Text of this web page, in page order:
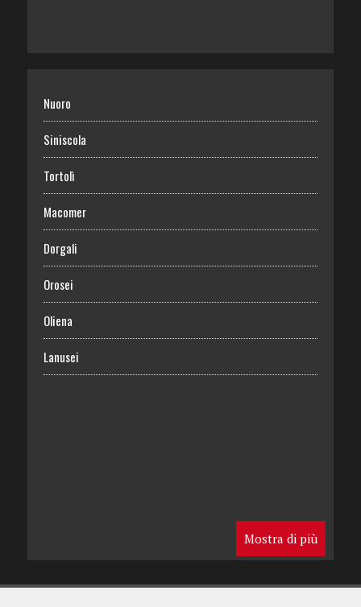
Nuoro
Siniscola
Tortolì
Macomer
Dorgali
Orosei
Oliena
Lanusei
Mostra di più